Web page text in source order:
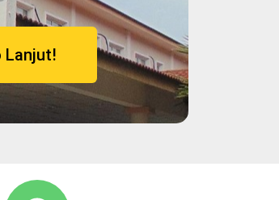
Lanjut!